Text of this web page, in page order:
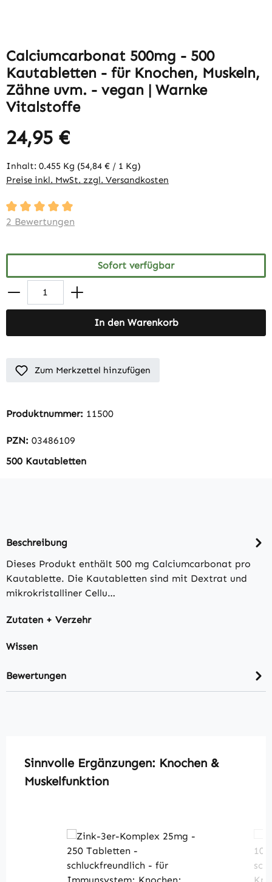
Calciumcarbonat 500mg - 500
Kautabletten - für Knochen, Muskeln,
Zähne uvm. - vegan | Warnke
Vitalstoffe
24,95 €
Inhalt: 0.455 Kg (54,84 € / 1 Kg)
Preise inkl. MwSt. zzgl. Versandkosten
Durchschnittliche Bewertung von 5 von 5 Sternen
2 Bewertungen
Sofort verfügbar
In den Warenkorb
Zum Merkzettel hinzufügen
Produktnummer: 11500
PZN: 03486109
500 Kautabletten
Beschreibung
Dieses Produkt enthält 500 mg Calciumcarbonat pro
Kautablette. Die Kautabletten sind mit Dextrat und
mikrokristalliner Cellu…
Zutaten + Verzehr
Wissen
Bewertungen
Produktgalerie überspringen
Sinnvolle Ergänzungen: Knochen &
Muskelfunktion